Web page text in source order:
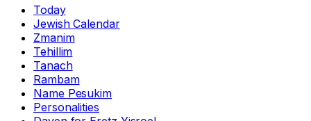
Today
Jewish Calendar
Zmanim
Tehillim
Tanach
Rambam
Name Pesukim
Personalities